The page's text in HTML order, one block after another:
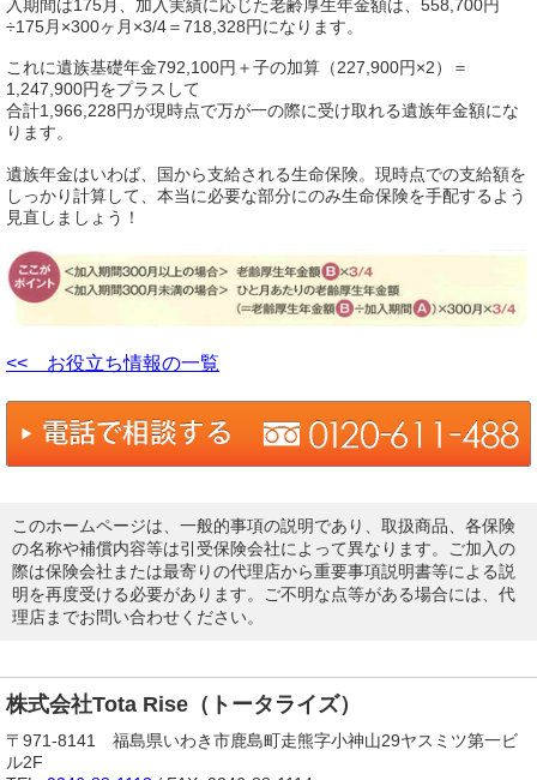
入期間は175月、加入実績に応じた老齢厚生年金額は、558,700円
÷175月×300ヶ月×3/4＝718,328円になります。
これに遺族基礎年金792,100円＋子の加算（227,900円×2）＝
1,247,900円をプラスして
合計1,966,228円が現時点で万が一の際に受け取れる遺族年金額にな
ります。
遺族年金はいわば、国から支給される生命保険。現時点での支給額を
しっかり計算して、本当に必要な部分にのみ生命保険を手配するよう
見直しましょう！
<< お役立ち情報の一覧
このホームページは、一般的事項の説明であり、取扱商品、各保険
の名称や補償内容等は引受保険会社によって異なります。ご加入の
際は保険会社または最寄りの代理店から重要事項説明書等による説
明を再度受ける必要があります。ご不明な点等がある場合には、代
理店までお問い合わせください。
株式会社Tota Rise（トータライズ）
〒971-8141 福島県いわき市鹿島町走熊字小神山29ヤスミツ第一ビ
ル2F